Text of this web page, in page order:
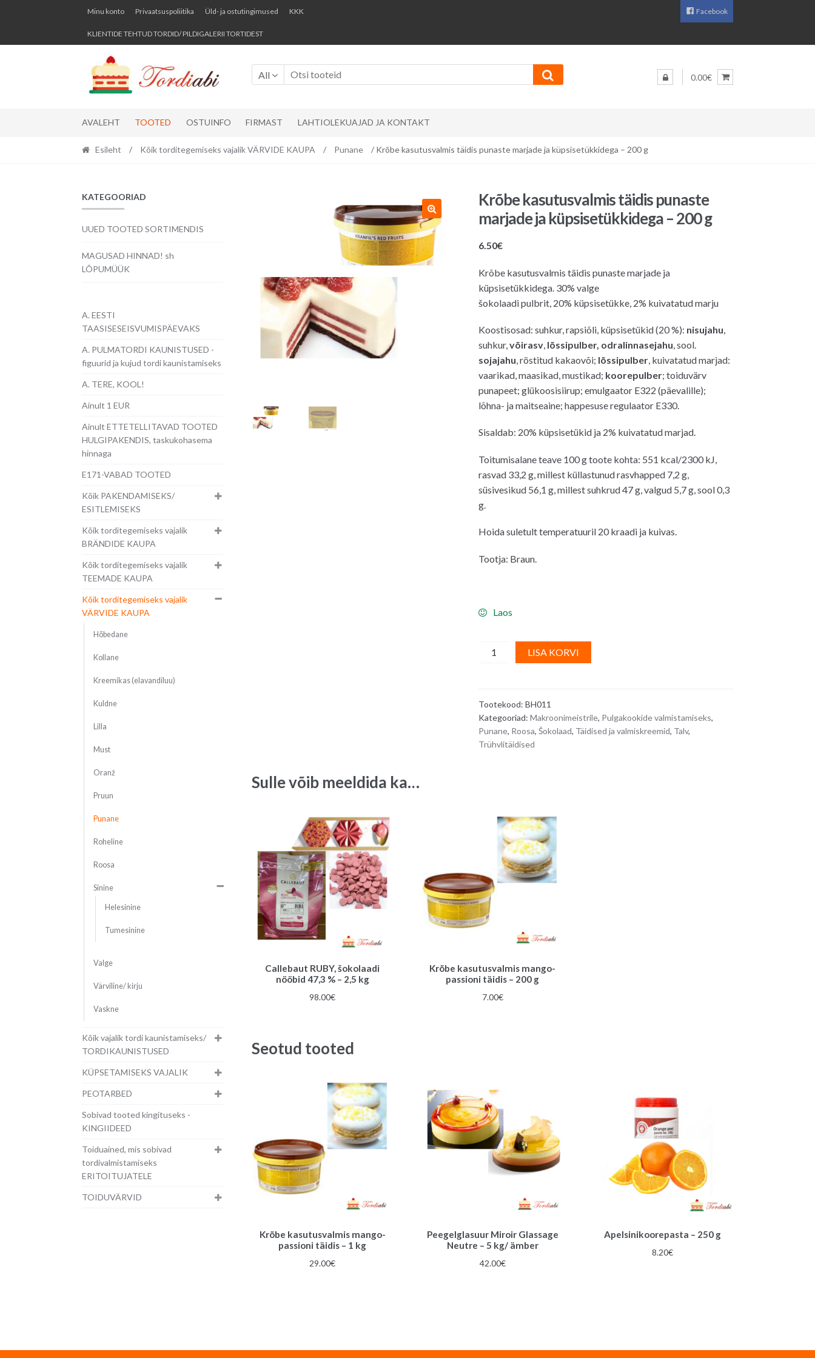
Skip
navigation
Skip
content
Minu konto Privaatsuspoliitika Üld- ja ostutingimused KKK
KLIENTIDE TEHTUD TORDID/ PILDIGALERII TORTIDEST
Facebook
All 0.00€
AVALEHT TOOTED OSTUINFO FIRMAST LAHTIOLEKUAJAD JA KONTAKT
Esileht / Kõik torditegemiseks vajalik VÄRVIDE KAUPA / Punane / Krõbe kasutusvalmis täidis punaste marjade ja küpsisetükkidega – 200 g
Krõbe kasutusvalmis täidis punaste
marjade ja küpsisetükkidega – 200 g
6.50€
Krõbe kasutusvalmis täidis punaste marjade ja
küpsisetükkidega. 30% valge
šokolaadi pulbrit, 20% küpsisetükke, 2% kuivatatud marju
Koostisosad: suhkur, rapsiõli, küpsisetükid (20 %): nisujahu,
suhkur,võirasv, lõssipulber, odralinnasejahu, sool.
sojajahu, röstitud kakaovõi; lõssipulber, kuivatatud marjad:
vaarikad, maasikad, mustikad; koorepulber; toiduvärv
punapeet; glükoosisiirup; emulgaator E322 (päevalille);
lõhna- ja maitseaine; happesuse regulaator E330.
Sisaldab: 20% küpsisetükid ja 2% kuivatatud marjad.
Toitumisalane teave 100 g toote kohta: 551 kcal/2300 kJ,
rasvad 33,2 g, millest küllastunud rasvhapped 7,2 g,
süsivesikud 56,1 g, millest suhkrud 47 g, valgud 5,7 g, sool 0,3
g.
Hoida suletult temperatuuril 20 kraadi ja kuivas.
Tootja: Braun.
Laos
Krõbe
kasutusvalmis
marjade
ja
küpsisetükkidega
LISA KORVI
l
n
Tootekood: BH011
Kategooriad: Makroonimeistrile, Pulgakookide valmistamiseks,
Punane, Roosa, Šokolaad, Täidised ja valmiskreemid, Talv,
Trühvlitäidised
Sulle võib meeldida ka…
Callebaut RUBY, šokolaadi
nööbid 47,3 % – 2,5 kg
98.00€
Krõbe kasutusvalmis mango-
passioni täidis – 200 g
7.00€
Seotud tooted
Krõbe kasutusvalmis mango-
passioni täidis – 1 kg
29.00€
Peegelglasuur Miroir Glassage
Neutre – 5 kg/ ämber
42.00€
Apelsinikoorepasta – 250 g
8.20€
KATEGOORIAD
UUED TOOTED SORTIMENDIS
MAGUSAD HINNAD! sh
LÕPUMÜÜK
A. EESTI
TAASISESEISVUMISPÄEVAKS
A. PULMATORDI KAUNISTUSED -
figuurid ja kujud tordi kaunistamiseks
A. TERE, KOOL!
Ainult 1 EUR
Ainult ETTETELLITAVAD TOOTED
HULGIPAKENDIS, taskukohasema
hinnaga
E171-VABAD TOOTED
Kõik PAKENDAMISEKS/
ESITLEMISEKS
Kõik torditegemiseks vajalik
BRÄNDIDE KAUPA
Kõik torditegemiseks vajalik
TEEMADE KAUPA
Kõik torditegemiseks vajalik
VÄRVIDE KAUPA
Hõbedane
Kollane
Kreemikas (elavandiluu)
Kuldne
Lilla
Must
Oranž
Pruun
Punane
Roheline
Roosa
Sinine
Helesinine
Tumesinine
Valge
Värviline/ kirju
Vaskne
Kõik vajalik tordi kaunistamiseks/
TORDIKAUNISTUSED
KÜPSETAMISEKS VAJALIK
PEOTARBED
Sobivad tooted kingituseks -
KINGIIDEED
Toiduained, mis sobivad
tordivalmistamiseks
ERITOITUJATELE
TOIDUVÄRVID